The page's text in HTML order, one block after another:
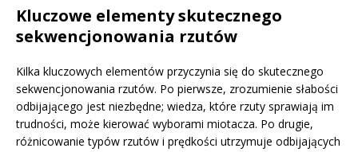
Kluczowe elementy skutecznego
sekwencjonowania rzutów
Kilka kluczowych elementów przyczynia się do skutecznego
sekwencjonowania rzutów. Po pierwsze, zrozumienie słabości
odbijającego jest niezbędne; wiedza, które rzuty sprawiają im
trudności, może kierować wyborami miotacza. Po drugie,
różnicowanie typów rzutów i prędkości utrzymuje odbijających